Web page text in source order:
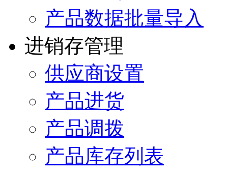
产品数据批量导入
进销存管理
供应商设置
产品进货
产品调拨
产品库存列表